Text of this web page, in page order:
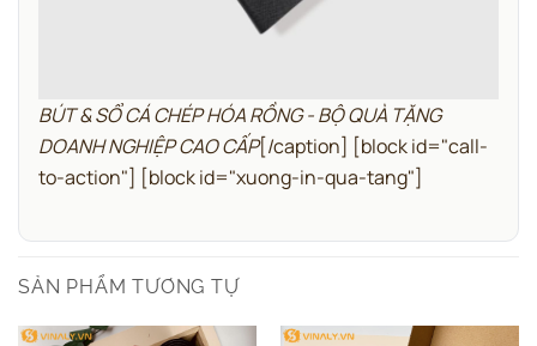
BÚT & SỔ CÁ CHÉP HÓA RỒNG - BỘ QUÀ TẶNG
DOANH NGHIỆP CAO CẤP[/caption] [block id="call-
to-action"] [block id="xuong-in-qua-tang"]
SẢN PHẨM TƯƠNG TỰ